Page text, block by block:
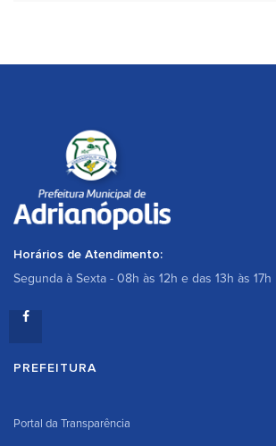
Horários de Atendimento:
Segunda à Sexta - 08h às 12h e das 13h às 17h
PREFEITURA
Portal da Transparência